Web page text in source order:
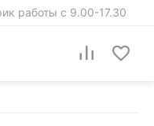
работы с 9.00-17.30